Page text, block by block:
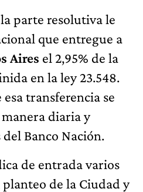
parte resolutiva le
que entregue a
Aires el 2,95% de la
en la ley 23.548.
transferencia se
diaria y
Banco Nación.
de entrada varios
de la Ciudad y